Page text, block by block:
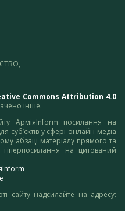
Commons Attribution 4.0
інше.
АрміяInform посилання на
суб’єктів у сфері онлайн-медіа
абзаці матеріалу прямого та
на цитований
сайту надсилайте на адресу: